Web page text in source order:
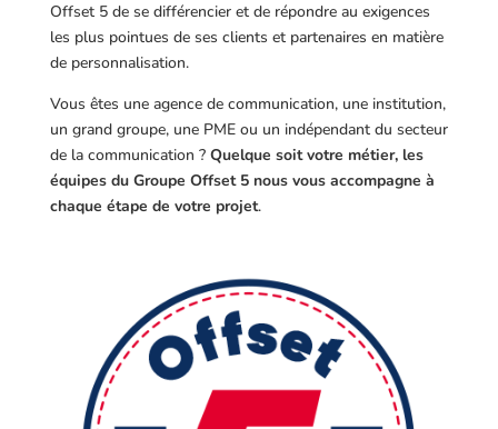
Offset 5 de se différencier et de répondre au exigences
les plus pointues de ses clients et partenaires en matière
de personnalisation.
Vous êtes une agence de communication, une institution,
un grand groupe, une PME ou un indépendant du secteur
de la communication ? Quelque soit votre métier, les
équipes du Groupe Offset 5 nous vous accompagne à
chaque étape de votre projet.